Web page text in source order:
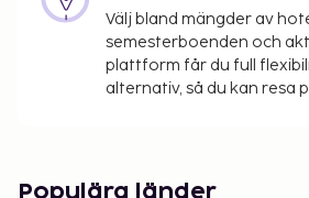
Välj bland mängder av
semesterboenden och
plattform får du full
alternativ, så du kan resa
Populära länder